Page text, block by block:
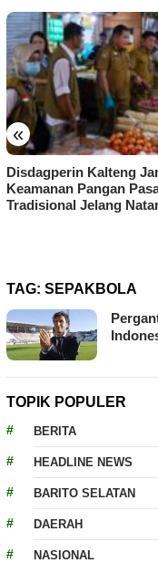
«
Disdagperin Kalteng
Keamanan Pangan
Tradisional Jelang
TAG: SEPAKBOLA
TOPIK POPULER
BERITA
HEADLINE NEWS
BARITO SELATAN
DAERAH
NASIONAL